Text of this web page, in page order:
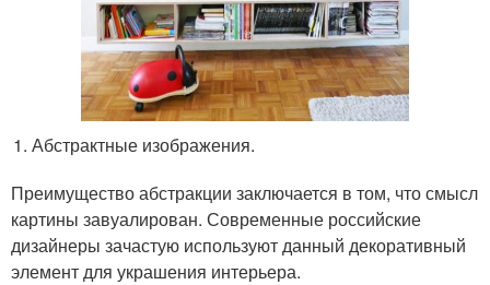
Абстрактные изображения.
Преимущество абстракции заключается в том, что смысл
картины завуалирован. Современные российские
дизайнеры зачастую используют данный декоративный
элемент для украшения интерьера.